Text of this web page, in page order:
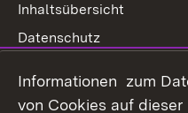
Inhaltsübersicht
Datenschutz
Benutzungshinweise
Informationen zum
von Cookies auf